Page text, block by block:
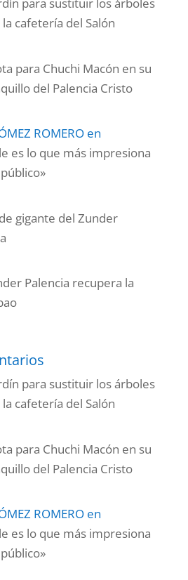
cafetería del Salón
para Chuchi Macón en su
del Palencia Cristo
ROMEROen
es lo que más impresiona
gigante del Zunder
Palencia recupera la
para sustituir los árboles
cafetería del Salón
para Chuchi Macón en su
del Palencia Cristo
ROMEROen
es lo que más impresiona